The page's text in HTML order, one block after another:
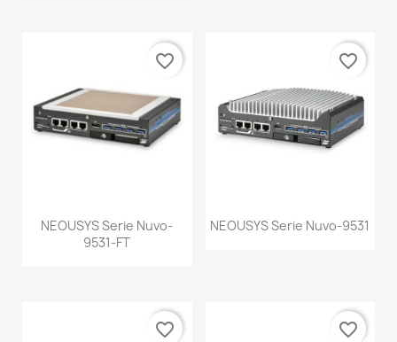
NEOUSYS Serie Nuvo-
9531-FT
favorite_border
NEOUSYS Serie Nuvo-9531
favorite_border
favorite_border favorite_border